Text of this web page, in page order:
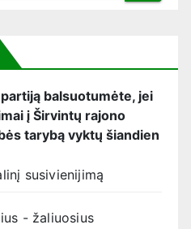
balsuotumėte, jei
į Širvintų rajono
tarybą vyktų šiandien
susivienijimą
- žaliuosius